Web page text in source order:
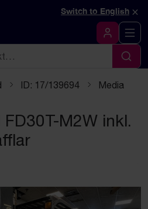
Switch to English ×
Logga in
Sök
ID: 17/139694 Media
M2W inkl.